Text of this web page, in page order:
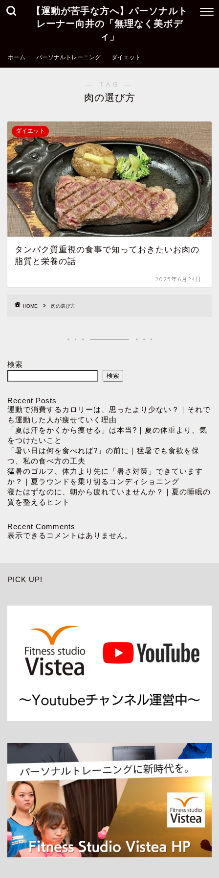
【運動が苦手な方へ】パーソナルト
レーナー向井の「無理なく美ボデ
ィ」
ホーム パーソナルトレーニング ダイエット
― TAG ―
肉の選び方
ダイエット
タンパク質重視の食事で知っておきたいお肉の
脂質と栄養の話
2025年6月24日
HOME 肉の選び方
検索
検索
Recent Posts
運動で消費するカロリーは、思ったより少ない？｜それで
も運動した人が痩せていく理由
「夏は汗をかくから痩せる」は本当?｜夏の体重より、気
をつけたいこと
「暑い日は何を食べれば?」の前に｜猛暑でも食欲を保
つ、私の食べ方の工夫
猛暑のゴルフ、体力より先に「暑さ対策」できています
か？｜夏ラウンドを乗り切るコンディショニング
寝たはずなのに、朝から疲れていませんか？｜夏の睡眠の
質を整えるヒント
Recent Comments
表示できるコメントはありません。
PICK UP!
ホーム
パーソナルトレーニング
ダイエット